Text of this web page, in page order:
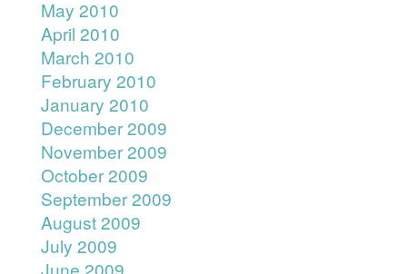
May 2010
April 2010
March 2010
February 2010
January 2010
December 2009
November 2009
October 2009
September 2009
August 2009
July 2009